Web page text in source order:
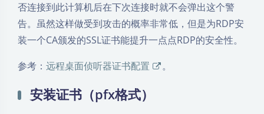
否连接到此计算机后在下次连接时就不会弹出这个警
告。虽然这样做受到攻击的概率非常低，但是为RDP安
装一个CA颁发的SSL证书能提升一点点RDP的安全性。
参考： 远程桌面侦听器证书配置 。
安装证书（pfx格式）